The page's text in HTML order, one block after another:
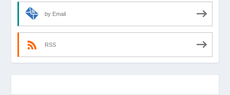
by Email
RSS